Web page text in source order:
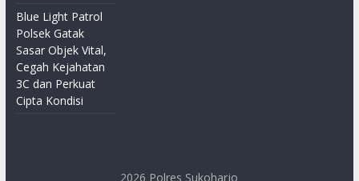
Blue Light Patrol
Polsek Gatak
Sasar Objek Vital,
Cegah Kejahatan
3C dan Perkuat
Cipta Kondisi
2026 Polres Sukoharjo